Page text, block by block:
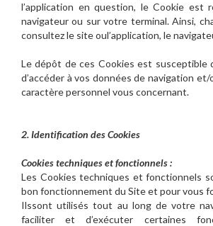
l’application en question, le Cookie est
navigateur ou sur votre terminal. Ainsi,
consultez le site oul’application, le
Le dépôt de ces Cookies est susceptible
d’accéder à vos données de navigation et/
caractère personnel vous concernant.
2. Identification des Cookies
Cookies techniques et fonctionnels :
Les Cookies techniques et fonctionnels
bon fonctionnement du Site et pour vous
Ilssont utilisés tout au long de votre
faciliter et d’exécuter certaines